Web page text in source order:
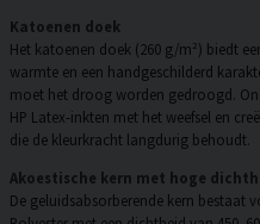
Katoenen doek
Het katoenen doek (260 g/m²) biedt
warmte en een handgeschilderd
moet het droog worden gedroogd.
HP Latex-inkten met het weefsel en
die de kleurkracht langdurig behoudt.
Akoestische kern met hoge
De geluidsabsorberende kern bestaat